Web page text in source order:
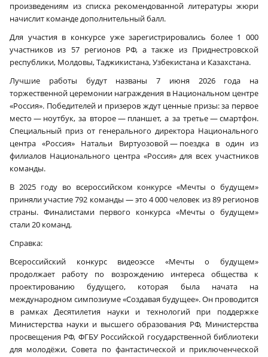
произведениям из списка рекомендованной литературы жюри
начислит команде дополнительный балл.
Для участия в конкурсе уже зарегистрировались более 1 000
участников из 57 регионов РФ, а также из Приднестровской
республики, Молдовы, Таджикистана, Узбекистана и Казахстана.
Лучшие работы будут названы 7 июня 2026 года на
торжественной церемонии награждения в Национальном центре
«Россия». Победителей и призеров ждут ценные призы: за первое
место — ноутбук, за второе — планшет, а за третье — смартфон.
Специальный приз от генерального директора Национального
центра «Россия» Натальи Виртуозовой — поездка в один из
филиалов Национального центра «Россия» для всех участников
команды.
В 2025 году во всероссийском конкурсе «Мечты о будущем»
приняли участие 792 команды — это 4 000 человек из 89 регионов
страны. Финалистами первого конкурса «Мечты о будущем»
стали 20 команд.
Справка:
Всероссийский конкурс видеоэссе «Мечты о будущем»
продолжает работу по возрождению интереса общества к
проектированию будущего, которая была начата на
международном симпозиуме «Создавая будущее». Он проводится
в рамках Десятилетия науки и технологий при поддержке
Министерства науки и высшего образования РФ, Министерства
просвещения РФ, ФГБУ Российской государственной библиотеки
для молодёжи, Совета по фантастической и приключенческой